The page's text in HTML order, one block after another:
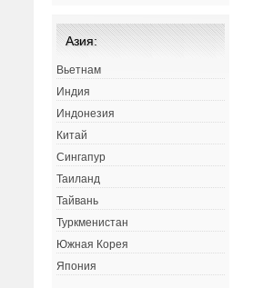
Азия:
Вьетнам
Индия
Индонезия
Китай
Сингапур
Таиланд
Тайвань
Туркменистан
Южная Корея
Япония